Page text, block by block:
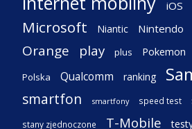
iOS
Microsoft Niantic Nintendo
Orange play plus Pokemon
Polska Qualcomm ranking
smartfon smartfony speed test
stany zjednoczone T-Mobile